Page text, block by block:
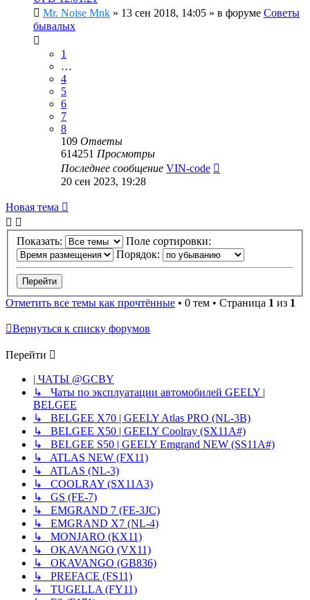
Mr. Noise Mnk » 13 сен 2018, 14:05 » в форуме Советы
бывалых
1
…
4
5
6
7
8
109 Ответы
614251 Просмотры
Последнее сообщение VIN-code
20 сен 2023, 19:28
Новая тема
Показать:
Поле сортировки:
Порядок:
Отметить все темы как прочтённые • 0 тем • Страница 1 из 1
Вернуться к списку форумов
Перейти
| ЧАТЫ @GCBY
↳ Чаты по эксплуатации автомобилей GEELY |
BELGEE
↳ BELGEE X70 | GEELY Atlas PRO (NL-3B)
↳ BELGEE X50 | GEELY Coolray (SX11A#)
↳ BELGEE S50 | GEELY Emgrand NEW (SS11A#)
↳ ATLAS NEW (FX11)
↳ ATLAS (NL-3)
↳ COOLRAY (SX11A3)
↳ GS (FE-7)
↳ EMGRAND 7 (FE-3JC)
↳ EMGRAND X7 (NL-4)
↳ MONJARO (KX11)
↳ OKAVANGO (VX11)
↳ OKAVANGO (GB836)
↳ PREFACE (FS11)
↳ TUGELLA (FY11)